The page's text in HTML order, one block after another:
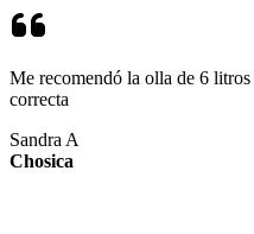
Me recomendó la olla de 6
correcta
Sandra A
Chosica